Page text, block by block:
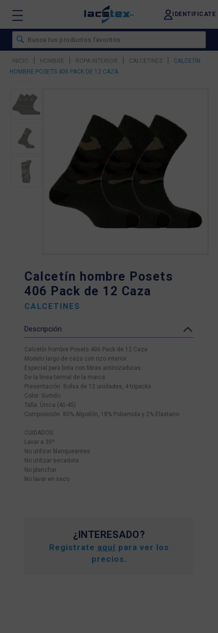
IDENTIFICATE
INICIO | HOMBRE | ROPA INTERIOR | CALCETINES |
CALCETÍN
HOMBRE POSETS 406 PACK DE 12 CAZA
Calcetín hombre Posets
406 Pack de 12 Caza
CALCETINES
Descripción
Calcetín hombre Posets 406 Pack de 12 Caza
Modelo largo de caza con rizo interior.
Especial para bota con fibras antirozaduras.
De la línea termal de la marca
Presentación: Bolsa de 12 unidades, 4 tripacks
Color: Surtido
Talla: Única (40-45)
Composición. 80% Algodón, 18% Poliamida y 2% Elastano
CUIDADOS:
Lavar a 30º
No utilizar blanqueantes
No utilizar secadora
No planchar
No lavar en seco
¿INTERESADO?
Registrate aquí para ver los
precios.